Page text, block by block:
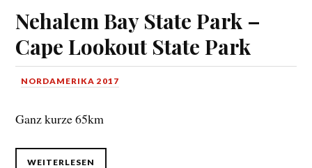
Nehalem Bay State Park –
Cape Lookout State Park
NORDAMERIKA 2017
Ganz kurze 65km
WEITERLESEN